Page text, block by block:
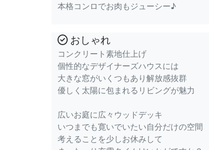
本格コンロでお肉もジューシー♪
おしゃれ
コンクリート素地仕上げ
個性的なデザイナーズハウスには
大きな窓がいくつもあり解放感抜群
優しく太陽に包まれるリビングが魅力
広いお庭に広々ウッドデッキ
いつまでも寛いでいたい自分だけの空間
考えることを少しお休みして